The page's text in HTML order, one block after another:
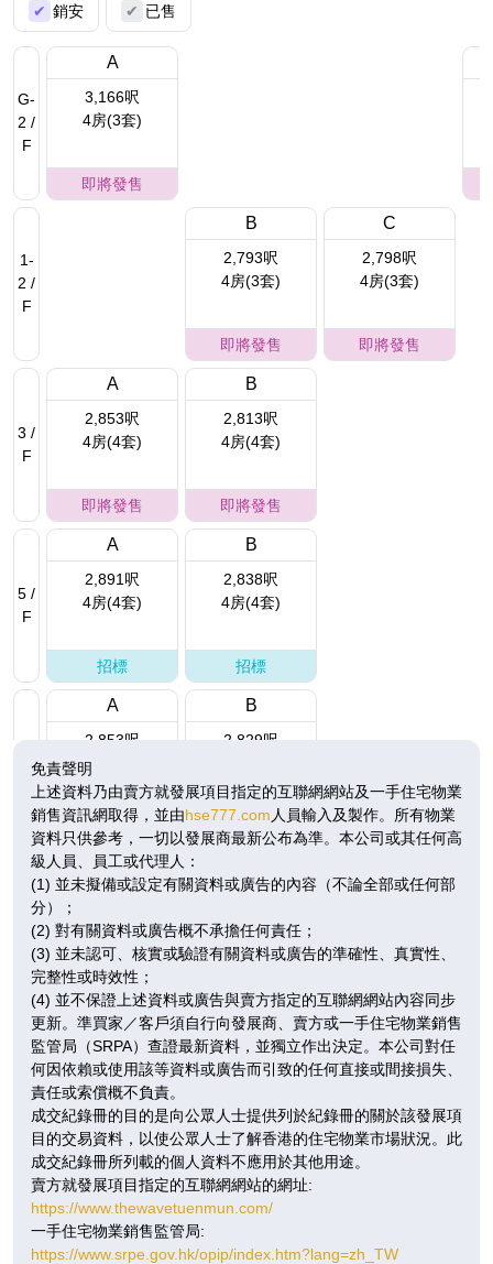
銷安 已售
G-
2 /
F
1-
2 /
F
3 /
F
5 /
F
7 /
F
8 /
F
9 /
A
3,166呎
4房(3套)
即將發售
B
2,793呎
4房(3套)
即將發售
C
2,798呎
4房(3套)
即將發售
A
2,853呎
4房(4套)
即將發售
B
2,813呎
4房(4套)
即將發售
A
2,891呎
4房(4套)
招標
B
2,838呎
4房(4套)
招標
A
2,853呎
4房(4套)
招標
B
2,829呎
招標
A
4房(4套)
即將發售
4房(4套)
A
2,853呎
4房(4套)
即將發售
B
2,829呎
即將發售
A
2,891呎
B
4房(4套)
免責聲明
上述資料乃由賣方就發展項目指定的互聯網網站及一手住宅物業
銷售資訊網取得，並由hse777.com 人員輸入及製作。所有物業
資料只供參考，一切以發展商最新公布為準。本公司或其任何高
級人員、員工或代理人：
(1) 並未擬備或設定有關資料或廣告的內容（不論全部或任何部
分）；
(2) 對有關資料或廣告概不承擔任何責任；
(3) 並未認可、核實或驗證有關資料或廣告的準確性、真實性、
完整性或時效性；
(4) 並不保證上述資料或廣告與賣方指定的互聯網網站內容同步
更新。準買家／客戶須自行向發展商、賣方或一手住宅物業銷售
監管局（SRPA）查證最新資料，並獨立作出決定。本公司對任
何因依賴或使用該等資料或廣告而引致的任何直接或間接損失、
責任或索償概不負責。
成交紀錄冊的目的是向公眾人士提供列於紀錄冊的關於該發展項
目的交易資料，以使公眾人士了解香港的住宅物業市場狀況。此
成交紀錄冊所列載的個人資料不應用於其他用途。
賣方就發展項目指定的互聯網網站的網址:
https://www.thewavetuenmun.com/
一手住宅物業銷售監管局:
https://www.srpe.gov.hk/opip/index.htm?lang=zh_TW